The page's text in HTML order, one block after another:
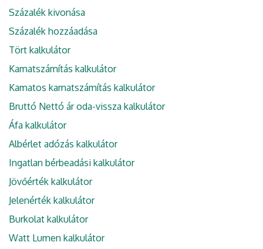
Százalék kivonása
Százalék hozzáadása
Tört kalkulátor
Kamatszámítás kalkulátor
Kamatos kamatszámítás kalkulátor
Bruttó Nettó ár oda-vissza kalkulátor
Áfa kalkulátor
Albérlet adózás kalkulátor
Ingatlan bérbeadási kalkulátor
Jövőérték kalkulátor
Jelenérték kalkulátor
Burkolat kalkulátor
Watt Lumen kalkulátor